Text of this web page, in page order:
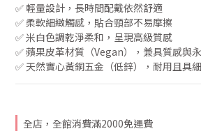
✅ 輕量設計，長時間配戴依然舒適
✅ 柔軟細緻觸感，貼合頸部不易摩擦
✅ 米白色調乾淨柔和，呈現高級質感
✅ 蘋果皮革材質（Vegan），兼具質感與
✅ 天然實心黃銅五金（低鋅），耐用且具
全店，全館消費滿2000免運費